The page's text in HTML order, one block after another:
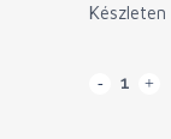
Készleten
Aston